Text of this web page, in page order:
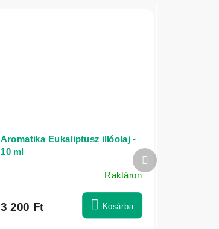
Aromatika Eukaliptusz illóolaj -
10 ml
Raktáron
3 200 Ft Kosárba
Következő
termék